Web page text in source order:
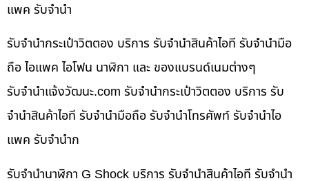
แพค รับจำนำ
รับจำนำกระเป๋าวิตตอง บริการ รับจำนำสินค้าไอที รับจำนำมือ
ถือ ไอแพค ไอโฟน นาฬิกา และ ของแบรนด์เนมต่างๆ
รับจํานําแจ้งวัฒนะ.com รับจำนำกระเป๋าวิตตอง บริการ รับ
จำนำสินค้าไอที รับจำนำมือถือ รับจำนำโทรศัพท์ รับจำนำไอ
แพค รับจำนำก
รับจำนำนาฬิกา G Shock บริการ รับจำนำสินค้าไอที รับจำนำ